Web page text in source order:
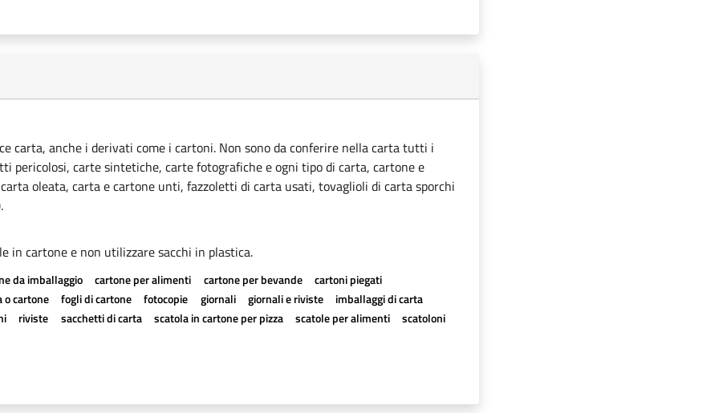
carta, anche i derivati come i cartoni. Non sono da conferire nella carta tutti i
pericolosi, carte sintetiche, carte fotografiche e ogni tipo di carta, cartone e
oleata, carta e cartone unti, fazzoletti di carta usati, tovaglioli di carta sporchi
in cartone e non utilizzare sacchi in plastica.
da imballaggio cartone per alimenti cartone per bevande
cartoni piegati
o cartone fogli di cartone fotocopie giornali giornali e riviste
imballaggi di carta
riviste sacchetti di carta scatola in cartone per pizza scatole per alimenti
scatoloni